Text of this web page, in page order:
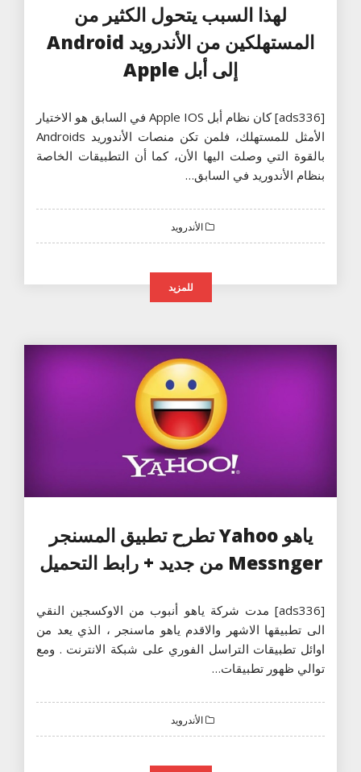
لهذا السبب يتحول الكثير من
المستهلكين من الأندرويد Android
إلى أبل Apple
[ads336] كان نظام أبل Apple IOS في السابق هو الاختيار
الأمثل للمستهلك، فلمن تكن منصات الأندوريد Androids
بالقوة التي وصلت اليها الأن، كما أن التطبيقات الخاصة
بنظام الأندوريد في السابق…
الأندرويد
للمزيد
ياهو Yahoo تطرح تطبيق المسنجر
Messnger من جديد + رابط التحميل
[ads336] مدت شركة ياهو أنبوب من الاوكسجين النقي
الى تطبيقها الاشهر والاقدم ياهو ماسنجر ، الذي يعد من
اوائل تطبيقات التراسل الفوري على شبكة الانترنت . ومع
توالي ظهور تطبيقات…
الأندرويد